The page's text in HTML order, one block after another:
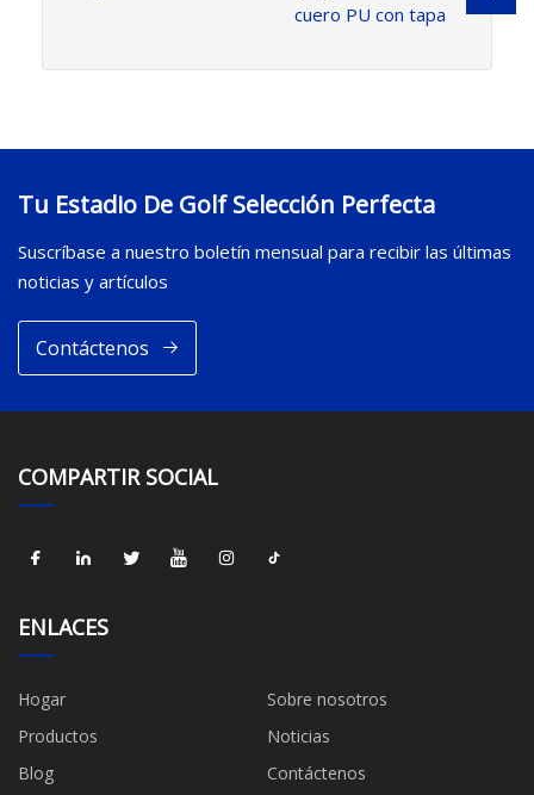
cuero PU con tapa
Tu Estadio De Golf Selección Perfecta
Suscríbase a nuestro boletín mensual para recibir las últimas
noticias y artículos
Contáctenos
COMPARTIR SOCIAL
ENLACES
Hogar
Sobre nosotros
Productos
Noticias
Blog
Contáctenos